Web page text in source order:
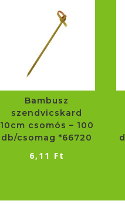
Bambusz
szendvicskard
10cm csomós – 100
db/csomag *66720
6,11 Ft